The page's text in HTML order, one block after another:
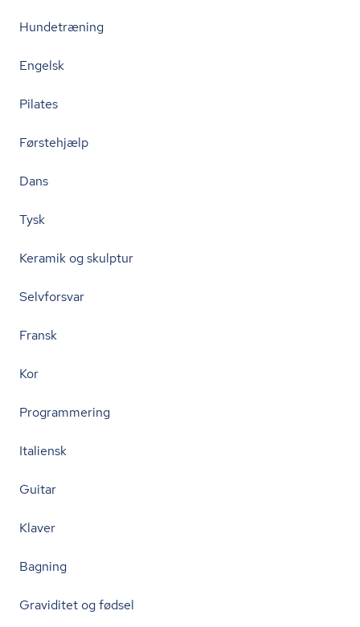
Hundetræning
Engelsk
Pilates
Førstehjælp
Dans
Tysk
Keramik og skulptur
Selvforsvar
Fransk
Kor
Programmering
Italiensk
Guitar
Klaver
Bagning
Graviditet og fødsel